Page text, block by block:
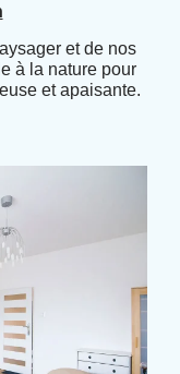
et de nos
à la nature pour
et apaisante.